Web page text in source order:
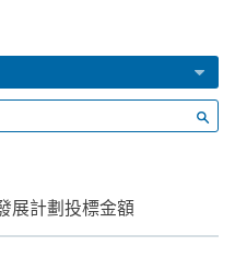
展計劃投標金額